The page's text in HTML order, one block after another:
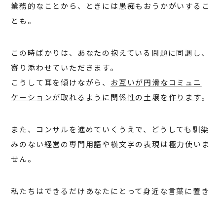
業務的なことから、ときには愚痴もおうかがいするこ
とも。
この時ばかりは、あなたの抱えている問題に同調し、
寄り添わせていただきます。
こうして耳を傾けながら、 お互いが円滑なコミュニ
ケーションが取れるように関係性の土壌を作ります。
また、コンサルを進めていくうえで、どうしても馴染
みのない経営の専門用語や横文字の表現は極力使いま
せん。
私たちはできるだけあなたにとって身近な言葉に置き